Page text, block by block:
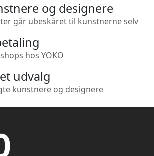
og designere
går ubeskåret til kunstnerne selv
hos YOKO
udvalg
kunstnere og designere